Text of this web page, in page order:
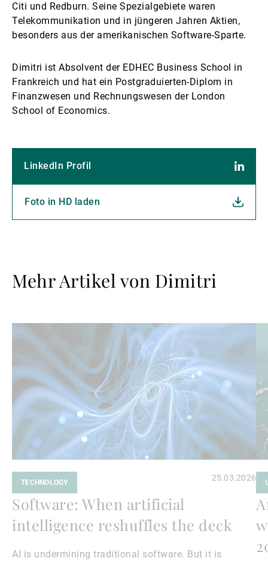
Citi und Redburn. Seine Spezialgebiete waren
Telekommunikation und in jüngeren Jahren Aktien,
besonders aus der amerikanischen Software-Sparte.
Dimitri ist Absolvent der EDHEC Business School in
Frankreich und hat ein Postgraduierten-Diplom in
Finanzwesen und Rechnungswesen der London
School of Economics.
LinkedIn Profil
Foto in HD laden
Mehr Artikel von Dimitri
Weiterlesen
TECHNOLOGY 25.03.2026
Software: When artificial
intelligence reshuffles the deck
AI is undermining traditional software. But it is